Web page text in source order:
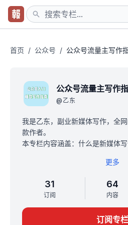
首页 / 公众号 / 公众号流量主写作
公众号流量主写作
@ 乙东
我是乙东，副业新媒体写作，全
款作者。
本专栏内容涵盖：什么是新媒体
容。（从公众号入门到赚钱以及实
原价699元，目前内测价10元，
满500人涨价10元。
下单后加我，我的微信：YD-
童”，领取最新公众号对标账号，
更多
31
订阅
64
内容
订阅专栏